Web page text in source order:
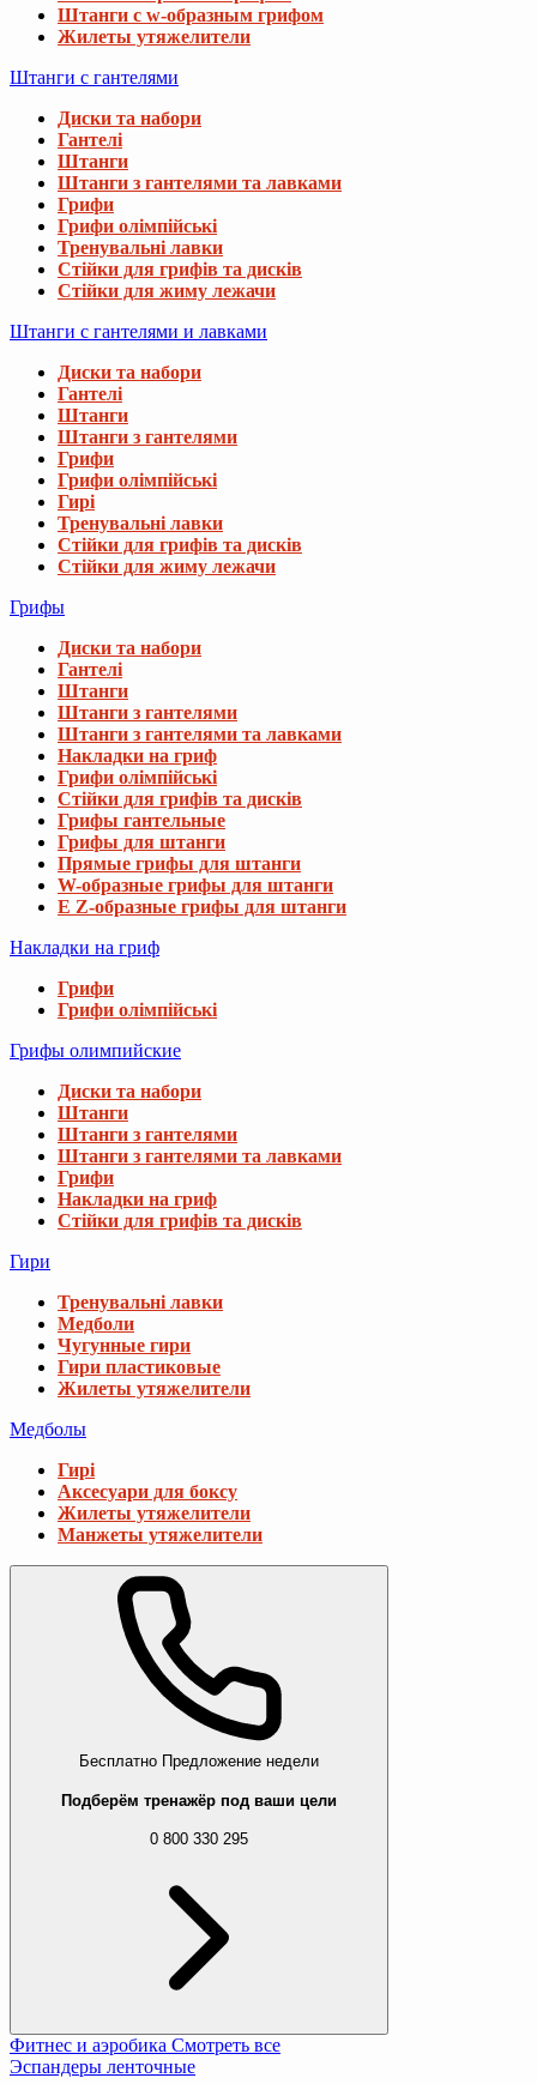
Штанги с w-образным грифом
Жилеты утяжелители
Штанги с гантелями
Диски та набори
Гантелі
Штанги
Штанги з гантелями та лавками
Грифи
Грифи олімпійські
Тренувальні лавки
Стійки для грифів та дисків
Стійки для жиму лежачи
Штанги с гантелями и лавками
Диски та набори
Гантелі
Штанги
Штанги з гантелями
Грифи
Грифи олімпійські
Гирі
Тренувальні лавки
Стійки для грифів та дисків
Стійки для жиму лежачи
Грифы
Диски та набори
Гантелі
Штанги
Штанги з гантелями
Штанги з гантелями та лавками
Накладки на гриф
Грифи олімпійські
Стійки для грифів та дисків
Грифы гантельные
Грифы для штанги
Прямые грифы для штанги
W-образные грифы для штанги
E Z-образные грифы для штанги
Накладки на гриф
Грифи
Грифи олімпійські
Грифы олимпийские
Диски та набори
Штанги
Штанги з гантелями
Штанги з гантелями та лавками
Грифи
Накладки на гриф
Стійки для грифів та дисків
Гири
Тренувальні лавки
Медболи
Чугунные гири
Гири пластиковые
Жилеты утяжелители
Медболы
Гирі
Аксесуари для боксу
Жилеты утяжелители
Манжеты утяжелители
Бесплатно Предложение недели
Подберём тренажёр под ваши цели
0 800 330 295
Фитнес и аэробика Смотреть все
Эспандеры ленточные